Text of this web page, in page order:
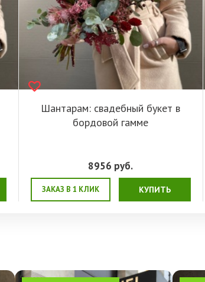
Шантарам: свадебный букет в
бордовой гамме
8956 руб.
ЗАКАЗ В 1 КЛИК КУПИТЬ